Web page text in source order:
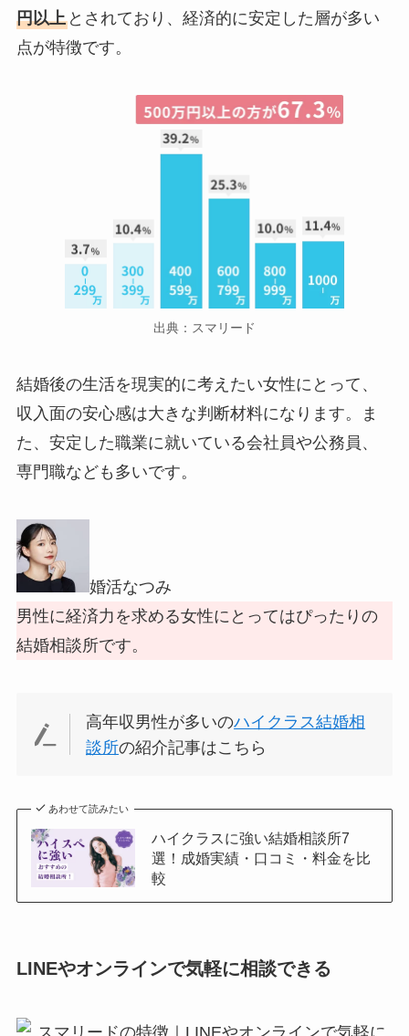
円以上とされており、経済的に安定した層が多い
点が特徴です。
出典：スマリード
結婚後の生活を現実的に考えたい女性にとって、
収入面の安心感は大きな判断材料になります。ま
た、安定した職業に就いている会社員や公務員、
専門職なども多いです。
婚活なつみ
男性に経済力を求める女性にとってはぴったりの
結婚相談所です。
高年収男性が多いのハイクラス結婚相
談所の紹介記事はこちら
あわせて読みたい
ハイクラスに強い結婚相談所7
選！成婚実績・口コミ・料金を比
較
LINEやオンラインで気軽に相談できる